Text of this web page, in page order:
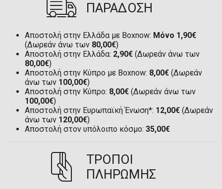
ΠΑΡΑΔΟΣΗ
Αποστολή στην Ελλάδα με Boxnow: Μόνο 1,90€
(Δωρεάν άνω των 80,00€)
Αποστολή στην Ελλάδα: 2,90€ (Δωρεάν άνω των
80,00€)
Αποστολή στην Κύπρο με Boxnow: 8,00€ (Δωρεάν
άνω των 100,00€)
Αποστολή στην Κύπρο: 8,00€ (Δωρεάν άνω των
100,00€)
Αποστολή στην Ευρωπαϊκή Ένωση*: 12,00€ (Δωρεάν
άνω των 120,00€)
Αποστολή στον υπόλοιπο κόσμο: 35,00€
ΤΡΟΠΟΙ
ΠΛΗΡΩΜΗΣ